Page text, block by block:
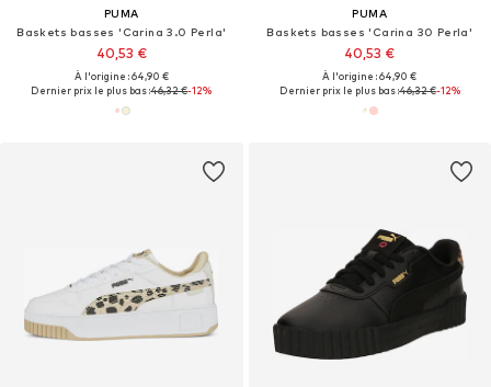
PUMA
Baskets basses 'Carina 3.0 Perla'
40,53 €
À l'origine : 64,90 €
Dernier prix le plus bas :46,32 €-12%
PUMA
Baskets basses 'Carina 30 Perla'
40,53 €
À l'origine : 64,90 €
Dernier prix le plus bas :46,32 €-12%